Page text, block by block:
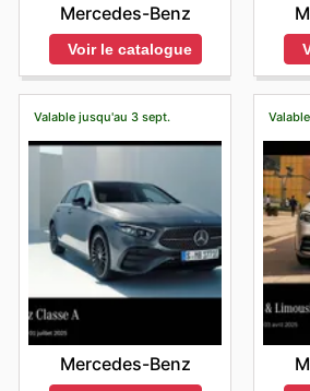
Mercedes-Benz
Voir le catalogue
Valable jusqu'au 3 sept.
Mercedes-Benz